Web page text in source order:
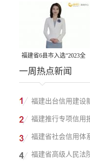
吨丙烷脱氢项目建成中交
福建省6县市入选“2023全
国县域发展潜力百强县”
一周热点新闻
福建出台信用建设
治化新阶段
福建推行专项信用
明改革成效显著
福建省社会信用体
统赋能实体经济
福建省高级人民法